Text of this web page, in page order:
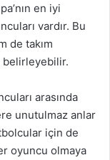
en iyi
vardır. Bu
de takım
belirleyebilir.
arasında
unutulmaz anlar
için de
oyuncu olmaya